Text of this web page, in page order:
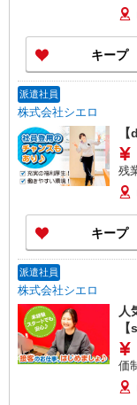
あり） ゜+゜・。○
社祝
イン
可
+゜
キープ
派遣社員
株式会社シエロ
残
+
万円支給
ィブ支給
有
キープ
派遣社員
株式会社シエロ
人
価
あり） ゜+゜・。○
社祝